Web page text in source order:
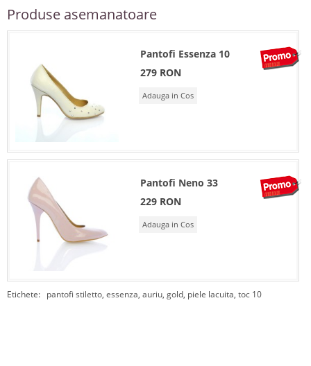
Produse asemanatoare
Pantofi Essenza 10
279 RON
Adauga in Cos
Pantofi Neno 33
229 RON
Adauga in Cos
Etichete: pantofi stiletto, essenza, auriu, gold, piele lacuita, toc 10